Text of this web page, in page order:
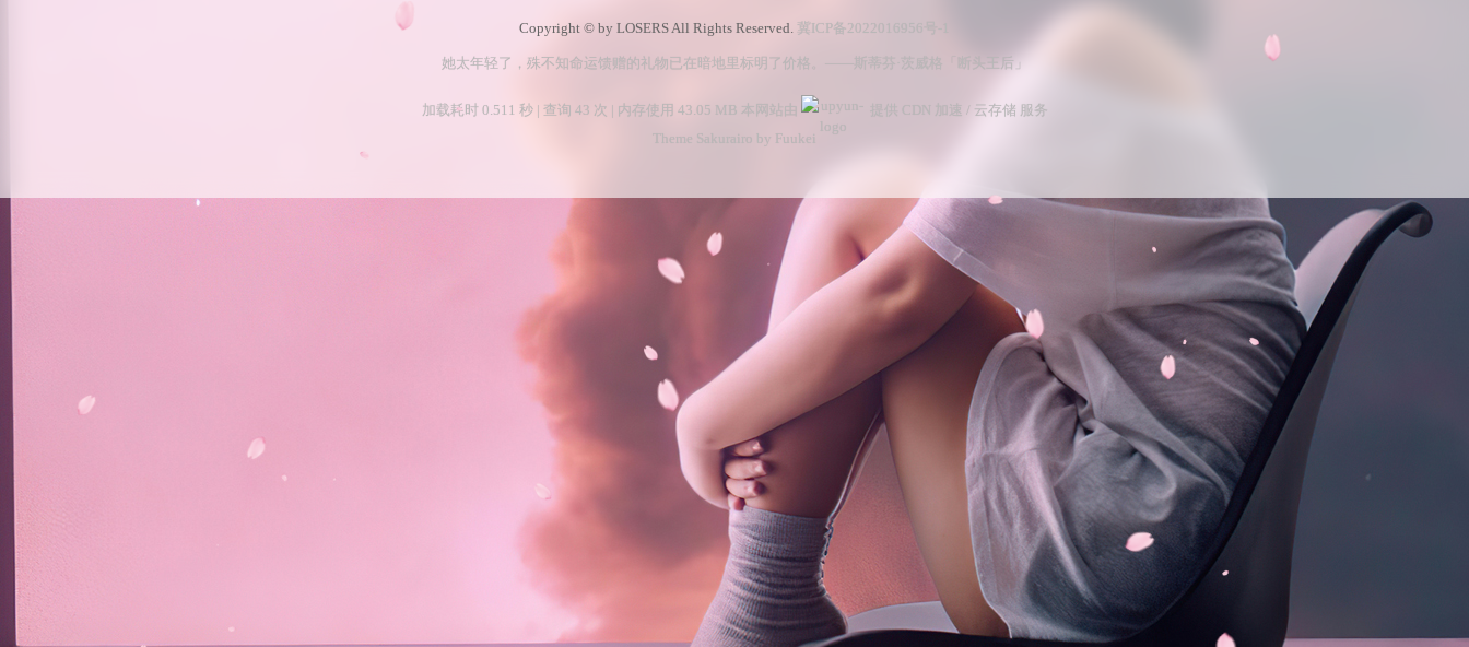
Copyright © by LOSERS All Rights Reserved. 冀ICP备2022016956号-1
她太年轻了，殊不知命运馈赠的礼物已在暗地里标明了价格。——斯蒂芬·茨威格「断头王后」
加载耗时 0.511 秒 | 查询 43 次 | 内存使用 43.05 MB 本网站由
提供 CDN 加速 / 云存储 服务
Theme Sakurairo by Fuukei